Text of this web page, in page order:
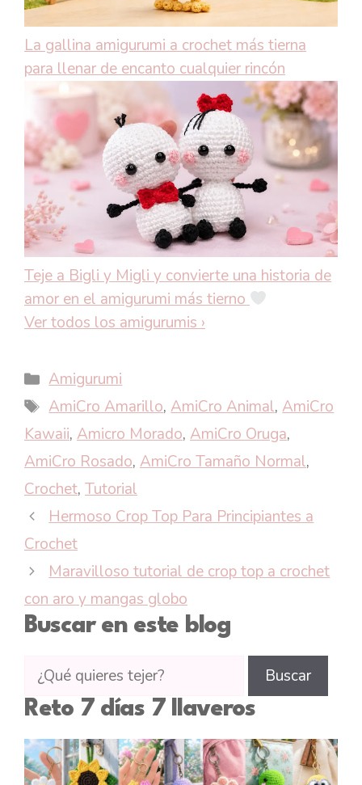
La gallina amigurumi a crochet más tierna
para llenar de encanto cualquier rincón
Teje a Bigli y Migli y convierte una historia de
amor en el amigurumi más tierno
Ver todos los amigurumis›
Categorías
Amigurumi
Etiquetas
AmiCro Amarillo,AmiCro Animal,AmiCro
Kawaii, Amicro Morado, AmiCro Oruga,
AmiCro Rosado, AmiCro Tamaño Normal,
Crochet, Tutorial
Hermoso Crop Top Para Principiantes a
Crochet
Maravilloso tutorial de crop top a crochet
con aro y mangas globo
Buscar en este blog
Buscar
tutoriales
en
CTejidas
Buscar
Reto 7 días 7 llaveros